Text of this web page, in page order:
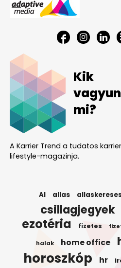
Kik
mi?
A Karrier Trend a tudatos
lifestyle-magazinja.
AI allas allaskereses
csillagjegyek
ezotéria fizetes
halak home office
horoszkóp hr